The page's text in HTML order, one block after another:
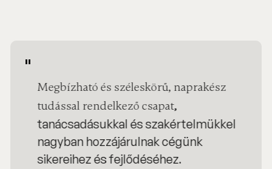
"
Megbízható és széleskörű, naprakész
tudással rendelkező csapat,
tanácsadásukkal és szakértelmükkel
nagyban hozzájárulnak cégünk
sikereihez és fejlődéséhez.